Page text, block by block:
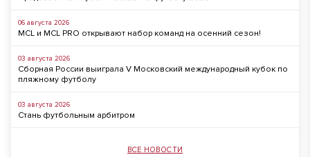
06 августа 2026
MCL и MCL PRO открывают набор команд на осенний сезон!
03 августа 2026
Сборная России выиграла V Московский международный кубок по
пляжному футболу
03 августа 2026
Стань футбольным арбитром
ВСЕ НОВОСТИ